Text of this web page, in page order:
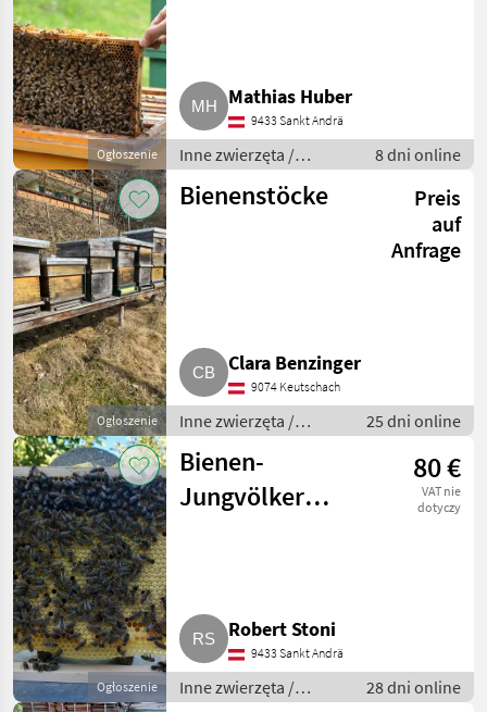
MARKETPLACE
Marketplace
Oferty
dealerów
Ogłoszenia
drobne
Ogłoszenie
Mathias Huber
9433 Sankt Andrä
Inne zwierzęta /
Pszczoły i
pszczelarstwo
8 dni online
Ogłoszenie
Bienenstöcke
Preis
auf
Anfrage
Clara Benzinger
9074 Keutschach
Inne zwierzęta /
Pszczoły i
pszczelarstwo
25 dni online
Ogłoszenie
Bienen-
Jungvölker
80 €
VAT nie
dotyczy
Robert Stoni
9433 Sankt Andrä
Inne zwierzęta /
28 dni online